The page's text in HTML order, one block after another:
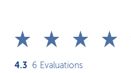
4.3 6 Evaluations